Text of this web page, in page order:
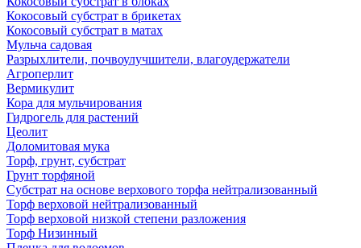
Кокосовый субстрат в брикетах
Кокосовый субстрат в матах
Мульча садовая
Разрыхлители, почвоулучшители, влагоудержатели
Агроперлит
Вермикулит
Кора для мульчирования
Гидрогель для растений
Цеолит
Доломитовая мука
Торф, грунт, субстрат
Грунт торфяной
Субстрат на основе верхового торфа нейтрализованный
Торф верховой нейтрализованный
Торф верховой низкой степени разложения
Торф Низинный